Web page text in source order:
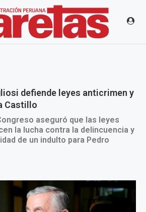
defiende leyes anticrimen y
Castillo
aseguró que las leyes
la lucha contra la delincuencia y
de un indulto para Pedro